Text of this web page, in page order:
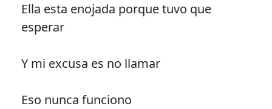
Ella esta enojada porque tuvo que
esperar
Y mi excusa es no llamar
Eso nunca funciono